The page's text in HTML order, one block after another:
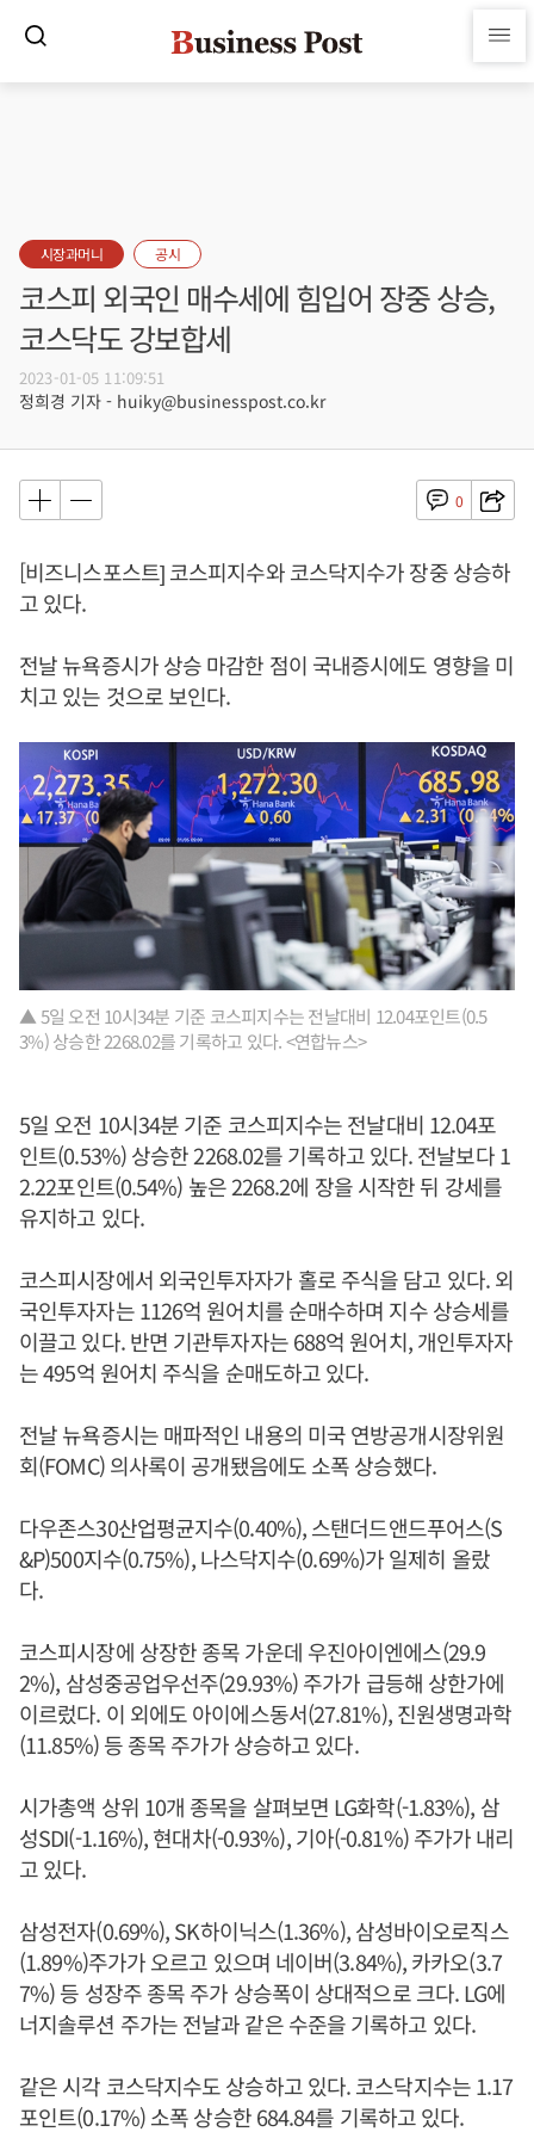
시장과머니 공시
코스피 외국인 매수세에 힘입어 장중 상승,
코스닥도 강보합세
2023-01-05 11:09:51
정희경 기자 - huiky@businesspost.co.kr
0
[비즈니스포스트] 코스피지수와 코스닥지수가 장중 상승하
고 있다.
전날 뉴욕증시가 상승 마감한 점이 국내증시에도 영향을 미
치고 있는 것으로 보인다.
▲ 5일 오전 10시34분 기준 코스피지수는 전날대비 12.04포인트(0.5
3%) 상승한 2268.02를 기록하고 있다. <연합뉴스>
5일 오전 10시34분 기준 코스피지수는 전날대비 12.04포
인트(0.53%) 상승한 2268.02를 기록하고 있다. 전날보다 1
2.22포인트(0.54%) 높은 2268.2에 장을 시작한 뒤 강세를
유지하고 있다.
코스피시장에서 외국인투자자가 홀로 주식을 담고 있다. 외
국인투자자는 1126억 원어치를 순매수하며 지수 상승세를
이끌고 있다. 반면 기관투자자는 688억 원어치, 개인투자자
는 495억 원어치 주식을 순매도하고 있다.
전날 뉴욕증시는 매파적인 내용의 미국 연방공개시장위원
회(FOMC) 의사록이 공개됐음에도 소폭 상승했다.
다우존스30산업평균지수(0.40%), 스탠더드앤드푸어스(S
&P)500지수(0.75%), 나스닥지수(0.69%)가 일제히 올랐
다.
코스피시장에 상장한 종목 가운데 우진아이엔에스(29.9
2%), 삼성중공업우선주(29.93%) 주가가 급등해 상한가에
이르렀다. 이 외에도 아이에스동서(27.81%), 진원생명과학
(11.85%) 등 종목 주가가 상승하고 있다.
시가총액 상위 10개 종목을 살펴보면 LG화학(-1.83%), 삼
성SDI(-1.16%), 현대차(-0.93%), 기아(-0.81%) 주가가 내리
고 있다.
삼성전자(0.69%), SK하이닉스(1.36%), 삼성바이오로직스
(1.89%)주가가 오르고 있으며 네이버(3.84%), 카카오(3.7
7%) 등 성장주 종목 주가 상승폭이 상대적으로 크다. LG에
너지솔루션 주가는 전날과 같은 수준을 기록하고 있다.
같은 시각 코스닥지수도 상승하고 있다. 코스닥지수는 1.17
포인트(0.17%) 소폭 상승한 684.84를 기록하고 있다.